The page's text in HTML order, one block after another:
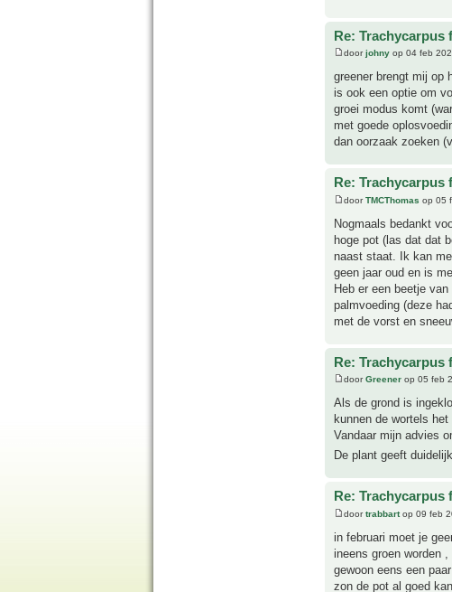
Re: Trachycarpus
doorjohny op 04 feb
greener brengt mij op
is ook een optie om
groei modus komt
met goede
dan oorzaak zoeken
Re:
doorTMCThomas op 05
Nogmaals bedankt
hoge pot (las dat dat
naast staat. Ik kan
geen jaar oud en is
Heb er een beetje
palmvoeding (deze
met de vorst en
Re: Trachycarpus
doorGreener op 05 feb
Als de grond is
kunnen de wortels
Vandaar mijn advies
De plant geeft
Re:
doortrabbartop 09 feb
in februari moet je
ineens groen worden
gewoon eens een
zon de pot al goed